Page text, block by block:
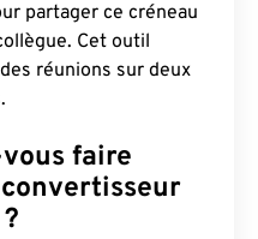
partager ce créneau
Cet outil
réunions sur deux
faire